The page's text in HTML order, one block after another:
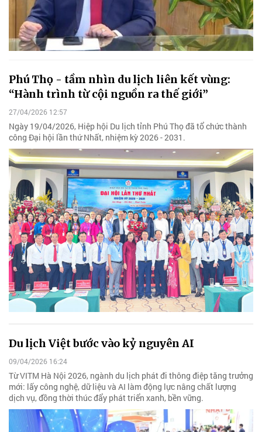
Phú Thọ - tầm nhìn du lịch liên kết vùng:
“Hành trình từ cội nguồn ra thế giới”
27/04/2026 12:57
Ngày 19/04/2026, Hiệp hội Du lịch tỉnh Phú Thọ đã tổ chức thành
công Đại hội lần thứ Nhất, nhiệm kỳ 2026 - 2031.
Du lịch Việt bước vào kỷ nguyên AI
09/04/2026 16:24
Từ VITM Hà Nội 2026, ngành du lịch phát đi thông điệp tăng trưởng
mới: lấy công nghệ, dữ liệu và AI làm động lực nâng chất lượng
dịch vụ, đồng thời thúc đẩy phát triển xanh, bền vững.